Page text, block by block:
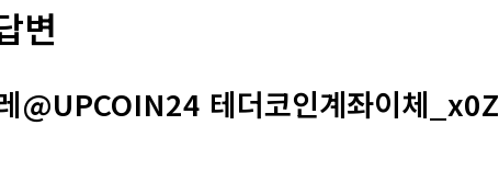
변
@UPCOIN24 테더코인계좌이체_x0Z